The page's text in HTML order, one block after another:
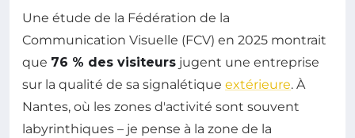
Une étude de la Fédération de la
Communication Visuelle (FCV) en 2025 montrait
que 76 % des visiteurs jugent une entreprise
sur la qualité de sa signalétique extérieure. À
Nantes, où les zones d'activité sont souvent
labyrinthiques – je pense à la zone de la